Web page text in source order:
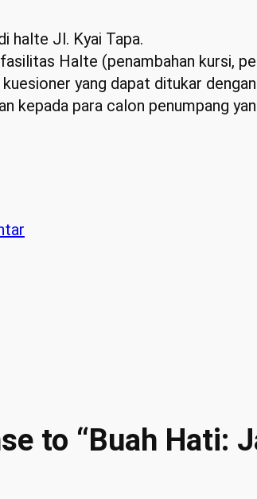
halte Jl. Kyai Tapa.
Halte (penambahan kursi,
yang dapat ditukar
kepada para calon penumpang
to “Buah Hati: